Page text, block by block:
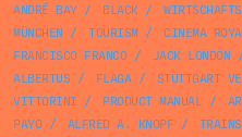
ANDRÉ BAY/ BLACK/
MÜNCHEN / TOURISM/ CINEMA
FRANCISCO FRANCO/ JACK LONDON
ALBERTUS / FLAGA/ STUTTGART
VITTORINI / PRODUCT MANUAL/
PAYO/ ALFRED A. KNOPF / TRAINS